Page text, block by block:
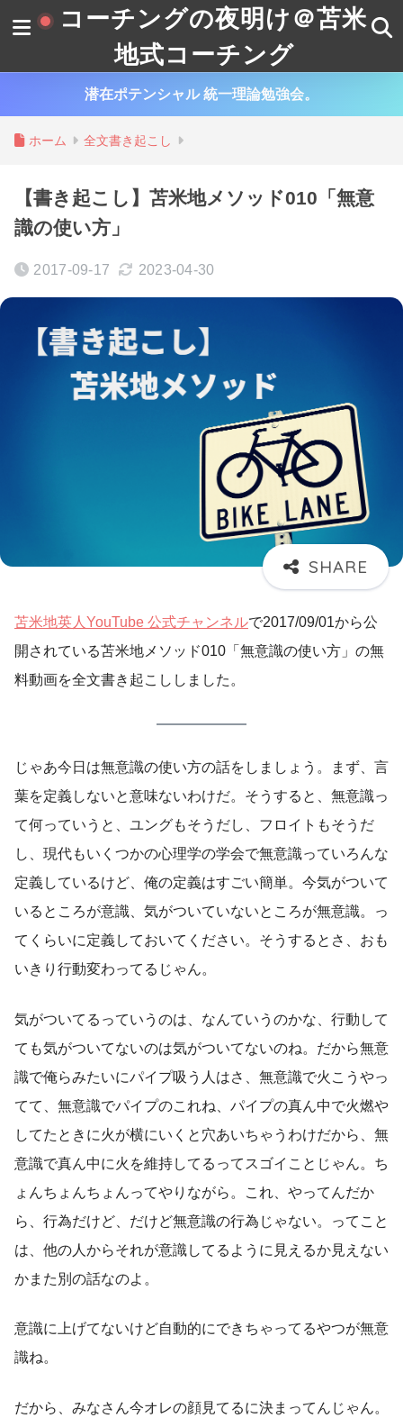
コーチングの夜明け＠苫米
地式コーチング
潜在ポテンシャル 統一理論勉強会。
ホーム 全文書き起こし
【書き起こし】苫米地メソッド010「無意
識の使い方」
2017-09-17 2023-04-30
苫米地英人YouTube 公式チャンネルで2017/09/01から公
開されている苫米地メソッド010「無意識の使い方」の無
料動画を全文書き起こししました。
じゃあ今日は無意識の使い方の話をしましょう。まず、言
葉を定義しないと意味ないわけだ。そうすると、無意識っ
て何っていうと、ユングもそうだし、フロイトもそうだ
し、現代もいくつかの心理学の学会で無意識っていろんな
定義しているけど、俺の定義はすごい簡単。今気がついて
いるところが意識、気がついていないところが無意識。っ
てくらいに定義しておいてください。そうするとさ、おも
いきり行動変わってるじゃん。
気がついてるっていうのは、なんていうのかな、行動して
ても気がついてないのは気がついてないのね。だから無意
識で俺らみたいにパイプ吸う人はさ、無意識で火こうやっ
てて、無意識でパイプのこれね、パイプの真ん中で火燃や
してたときに火が横にいくと穴あいちゃうわけだから、無
意識で真ん中に火を維持してるってスゴイことじゃん。ち
ょんちょんちょんってやりながら。これ、やってんだか
ら、行為だけど、だけど無意識の行為じゃない。ってこと
は、他の人からそれが意識してるように見えるか見えない
かまた別の話なのよ。
意識に上げてないけど自動的にできちゃってるやつが無意
識ね。
だから、みなさん今オレの顔見てるに決まってんじゃん。